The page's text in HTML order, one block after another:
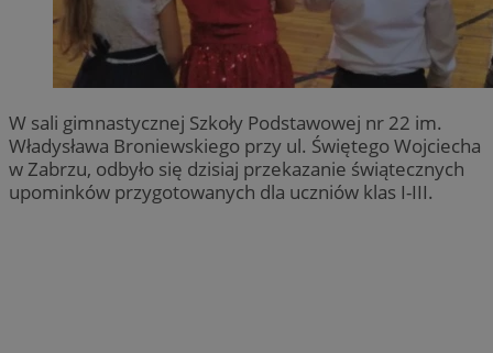
W sali gimnastycznej Szkoły Podstawowej nr 22 im.
Władysława Broniewskiego przy ul. Świętego Wojciecha
w Zabrzu, odbyło się dzisiaj przekazanie świątecznych
upominków przygotowanych dla uczniów klas I-III.